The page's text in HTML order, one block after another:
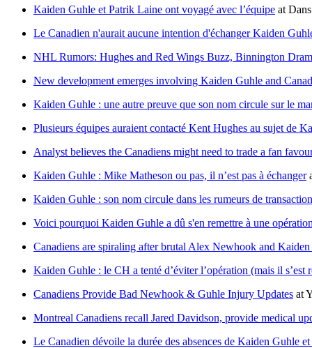
Kaiden Guhle et Patrik Laine ont voyagé avec l’équipe at
Le Canadien n'aurait aucune intention d'échanger Kaiden
NHL Rumors: Hughes and Red Wings Buzz, Binnington
New development emerges involving Kaiden Guhle and
Kaiden Guhle : une autre preuve que son nom circule sur le
Plusieurs équipes auraient contacté Kent Hughes au sujet de
Analyst believes the Canadiens might need to trade a fan
Kaiden Guhle : Mike Matheson ou pas, il n’est pas à échanger
Kaiden Guhle : son nom circule dans les rumeurs de
Voici pourquoi Kaiden Guhle a dû s'en remettre à une
Canadiens are spiraling after brutal Alex Newhook and
Kaiden Guhle : le CH a tenté d’éviter l’opération (mais il s’est
Canadiens Provide Bad Newhook & Guhle Injury Updates at
Montreal Canadiens recall Jared Davidson, provide medical
Le Canadien dévoile la durée des absences de Kaiden Guhle